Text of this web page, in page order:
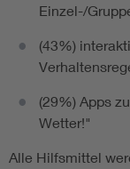
Einzel-/
(43%)
(29%) Apps
Wetter!"
Alle Hilfsmittel